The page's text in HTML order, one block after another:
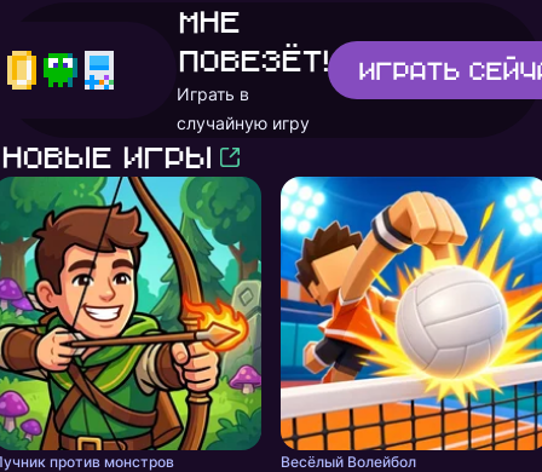
Мне
повезёт!
Играть в
случайную игру
Играть
Новые игры
против монстров Весёлый Волейбол